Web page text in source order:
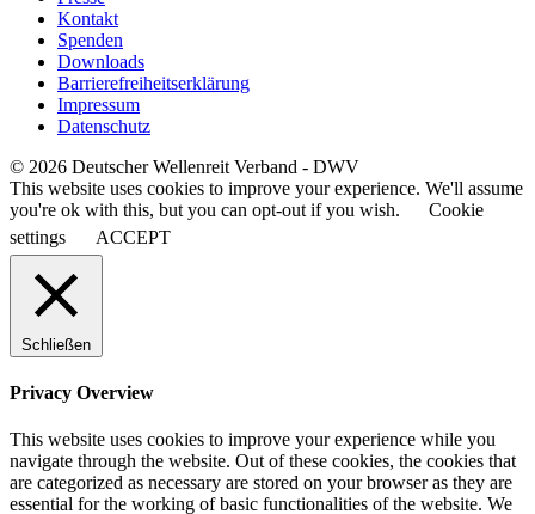
Kontakt
Spenden
Downloads
Barrierefreiheitserklärung
Impressum
Datenschutz
© 2026 Deutscher Wellenreit Verband - DWV
This website uses cookies to improve your experience. We'll assume
you're ok with this, but you can opt-out if you wish.
Cookie
settings
ACCEPT
Schließen
Privacy Overview
This website uses cookies to improve your experience while you
navigate through the website. Out of these cookies, the cookies that
are categorized as necessary are stored on your browser as they are
essential for the working of basic functionalities of the website. We